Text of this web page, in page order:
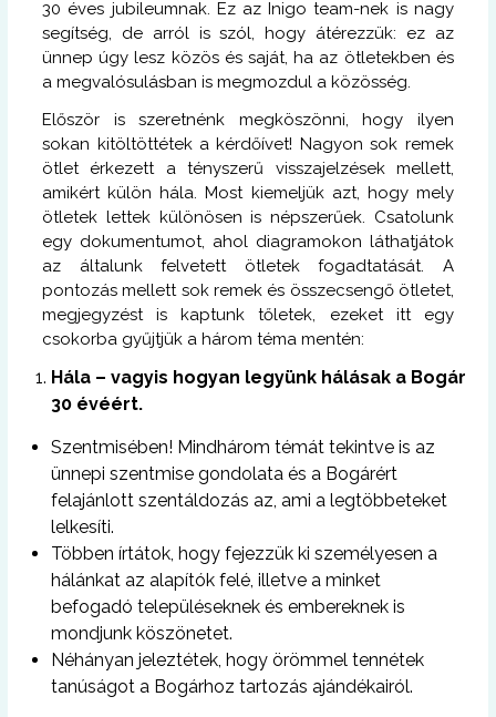
30 éves jubileumnak. Ez az Inigo team-nek is nagy
segítség, de arról is szól, hogy átérezzük: ez az
ünnep úgy lesz közös és saját, ha az ötletekben és
a megvalósulásban is megmozdul a közösség.
Először is szeretnénk megköszönni, hogy ilyen
sokan kitöltöttétek a kérdőívet! Nagyon sok remek
ötlet érkezett a tényszerű visszajelzések mellett,
amikért külön hála. Most kiemeljük azt, hogy mely
ötletek lettek különösen is népszerűek. Csatolunk
egy dokumentumot, ahol diagramokon láthatjátok
az általunk felvetett ötletek fogadtatását. A
pontozás mellett sok remek és összecsengő ötletet,
megjegyzést is kaptunk tőletek, ezeket itt egy
csokorba gyűjtjük a három téma mentén:
Hála – vagyis hogyan legyünk hálásak a Bogár
30 évéért.
Szentmisében! Mindhárom témát tekintve is az
ünnepi szentmise gondolata és a Bogárért
felajánlott szentáldozás az, ami a legtöbbeteket
lelkesíti.
Többen írtátok, hogy fejezzük ki személyesen a
hálánkat az alapítók felé, illetve a minket
befogadó településeknek és embereknek is
mondjunk köszönetet.
Néhányan jeleztétek, hogy örömmel tennétek
tanúságot a Bogárhoz tartozás ajándékairól.